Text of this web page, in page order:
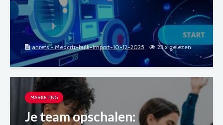
ahrefs - Medcrtr-bulk-import-10-12-2025 23 x gelezen
MARKETING
Je team opschalen: